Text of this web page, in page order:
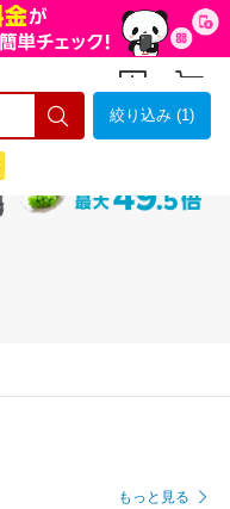
絞り込み (1)
もっと見る